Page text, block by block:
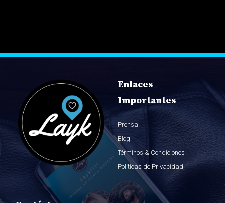
Enlaces
Importantes
Prensa
Blog
Términos & Condiciones
Políticas de Privacidad